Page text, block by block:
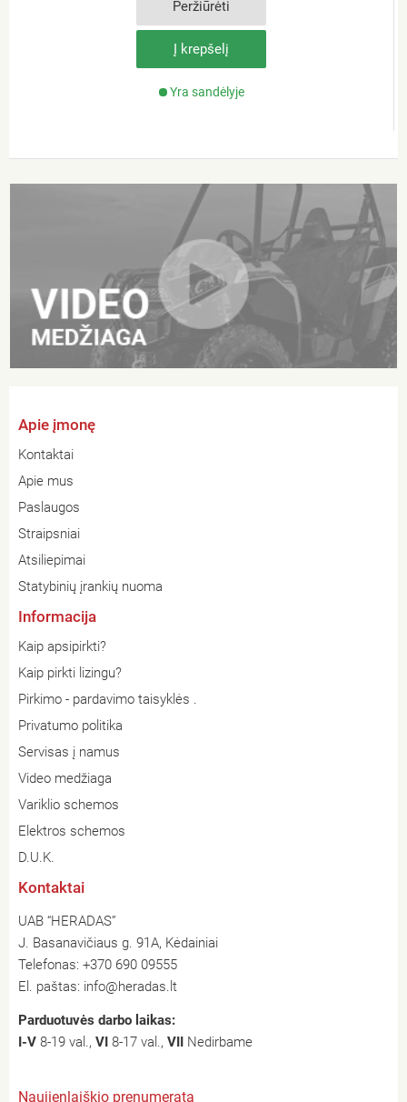
Peržiūrėti
Į krepšelį
Yra sandėlyje
Apie įmonę
Kontaktai
Apie mus
Paslaugos
Straipsniai
Atsiliepimai
Statybinių įrankių nuoma
Informacija
Kaip apsipirkti?
Kaip pirkti lizingu?
Pirkimo - pardavimo taisyklės .
Privatumo politika
Servisas į namus
Video medžiaga
Variklio schemos
Elektros schemos
D.U.K.
Kontaktai
UAB “HERADAS”
J. Basanavičiaus g. 91A, Kėdainiai
Telefonas: +370 690 09555
El. paštas: info@heradas.lt
Parduotuvės darbo laikas:
I-V 8-19 val., VI 8-17 val., VII Nedirbame
Naujienlaiškio prenumerata